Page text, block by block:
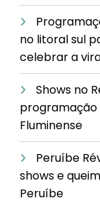
no litoral sul
celebrar a
Shows no
programação
Fluminense
Peruíbe
shows e
Peruíbe